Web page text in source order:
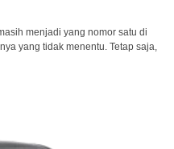
menjadi yang nomor satu di
yang tidak menentu. Tetap saja,